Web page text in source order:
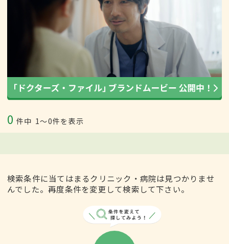
0 件中 1〜0件を表示
検索条件に当てはまるクリニック・病院は見つかりませ
んでした。再度条件を変更して検索して下さい。